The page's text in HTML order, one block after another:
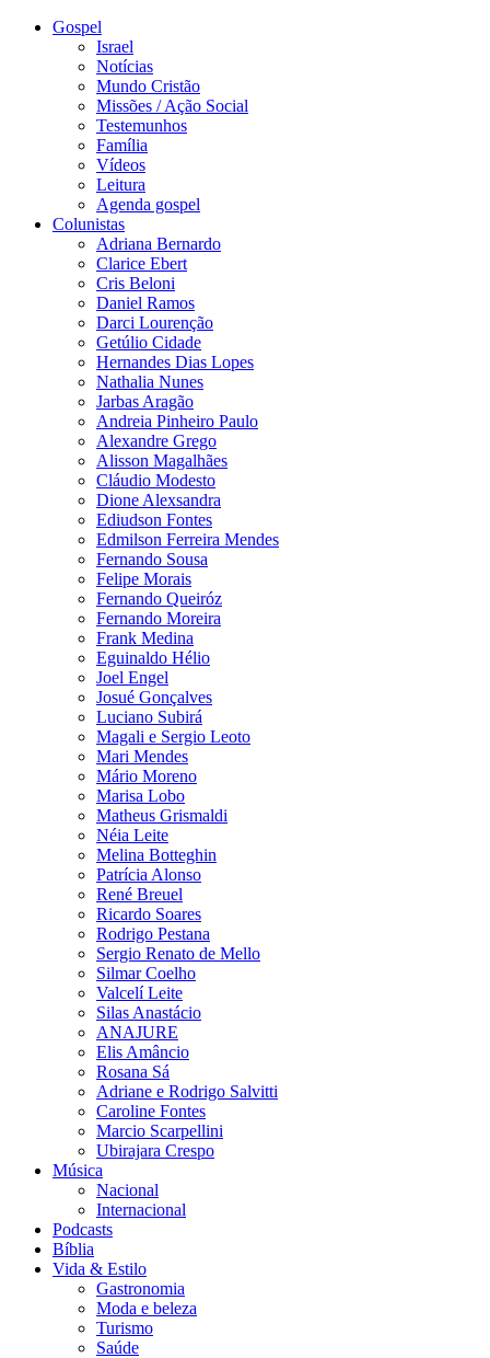
Gospel
Israel
Notícias
Mundo Cristão
Missões / Ação Social
Testemunhos
Família
Vídeos
Leitura
Agenda gospel
Colunistas
Adriana Bernardo
Clarice Ebert
Cris Beloni
Daniel Ramos
Darci Lourenção
Getúlio Cidade
Hernandes Dias Lopes
Nathalia Nunes
Jarbas Aragão
Andreia Pinheiro Paulo
Alexandre Grego
Alisson Magalhães
Cláudio Modesto
Dione Alexsandra
Ediudson Fontes
Edmilson Ferreira Mendes
Fernando Sousa
Felipe Morais
Fernando Queiróz
Fernando Moreira
Frank Medina
Eguinaldo Hélio
Joel Engel
Josué Gonçalves
Luciano Subirá
Magali e Sergio Leoto
Mari Mendes
Mário Moreno
Marisa Lobo
Matheus Grismaldi
Néia Leite
Melina Botteghin
Patrícia Alonso
René Breuel
Ricardo Soares
Rodrigo Pestana
Sergio Renato de Mello
Silmar Coelho
Valcelí Leite
Silas Anastácio
ANAJURE
Elis Amâncio
Rosana Sá
Adriane e Rodrigo Salvitti
Caroline Fontes
Marcio Scarpellini
Ubirajara Crespo
Música
Nacional
Internacional
Podcasts
Bíblia
Vida & Estilo
Gastronomia
Moda e beleza
Turismo
Saúde